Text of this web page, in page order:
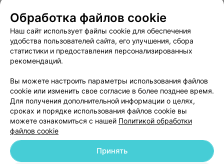
Пользовательское соглашение
Способы оплаты
Вакансии
Партнеры
Написать руководителю 103.by
Обработка персональных данных
© 2026 ООО «Артокс Лаб», УНП 191700409
| 220012, Республика Беларусь,
Обработка файлов cookie
Наш сайт использует файлы cookie для обеспечения
удобства пользователей сайта, его улучшения, сбора
статистики и предоставления персонализированных
рекомендаций.
Вы можете настроить параметры использования файлов
cookie или изменить свое согласие в более позднее время.
Для получения дополнительной информации о целях,
сроках и порядке использования файлов cookie вы
можете ознакомиться с нашей Политикой обработки
файлов cookie
Принять